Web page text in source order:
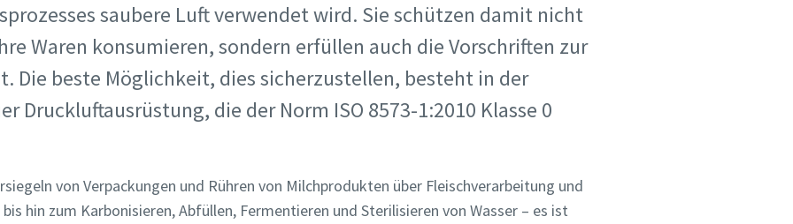
saubere Luft verwendet wird. Sie schützen damit nicht
Waren konsumieren, sondern erfüllen auch die Vorschriften zur
Die beste Möglichkeit, dies sicherzustellen, besteht in der
Druckluftausrüstung, die der Norm ISO 8573-1:2010 Klasse 0
von Verpackungen und Rühren von Milchprodukten über Fleischverarbeitung und
hin zum Karbonisieren, Abfüllen, Fermentieren und Sterilisieren von Wasser – es ist